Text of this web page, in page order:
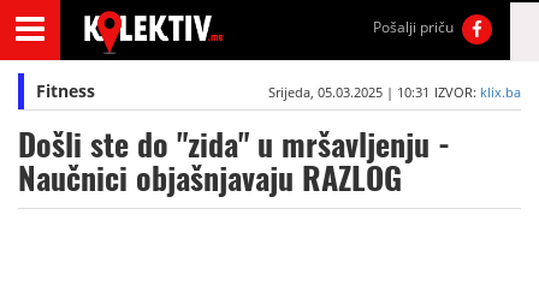
Pošalji priču
Fitness Srijeda, 05.03.2025 | 10:31 IZVOR: klix.ba
Došli ste do "zida" u mršavljenju -
Naučnici objašnjavaju RAZLOG